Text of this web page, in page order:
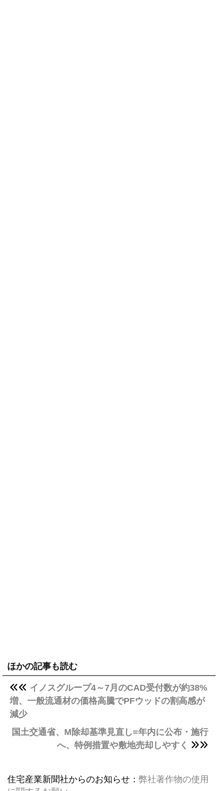
ほかの記事も読む
イノスグループ4～7月のCAD受付数が約38%
増、一般流通材の価格高騰でPFウッドの割高感が
減少
国土交通省、M除却基準見直し=年内に公布・施行
へ、特例措置や敷地売却しやすく
住宅産業新聞社からのお知らせ： 弊社著作物の使用